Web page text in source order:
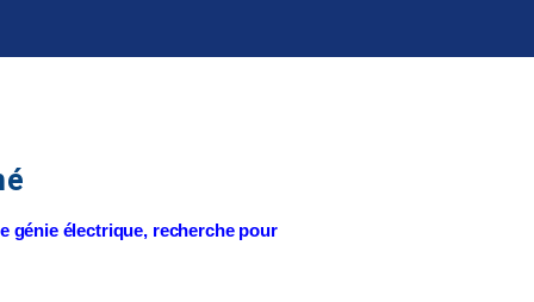
génie électrique, recherche pour